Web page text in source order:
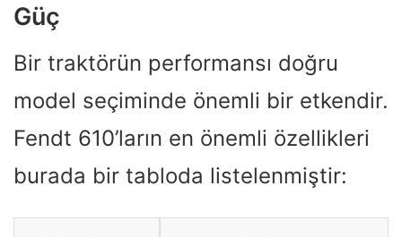
Güç
Bir traktörün performansı doğru
model seçiminde önemli bir etkendir.
Fendt 610’ların en önemli özellikleri
burada bir tabloda listelenmiştir: